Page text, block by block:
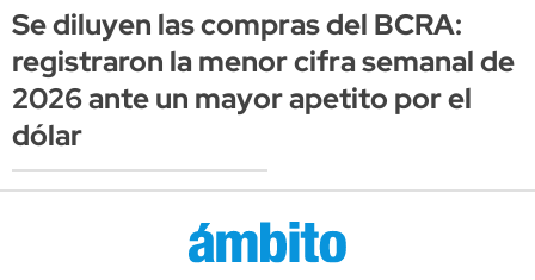
Se diluyen las compras del BCRA:
registraron la menor cifra semanal de
2026 ante un mayor apetito por el
dólar